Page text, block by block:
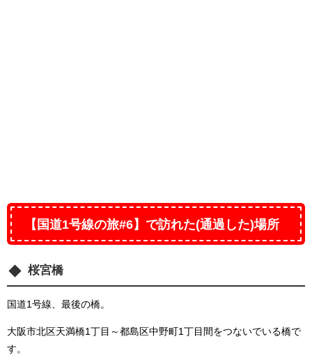
【国道1号線の旅#6】で訪れた(通過した)場所
桜宮橋
国道1号線、最後の橋。
大阪市北区天満橋1丁目～都島区中野町1丁目間をつないでいる橋で
す。